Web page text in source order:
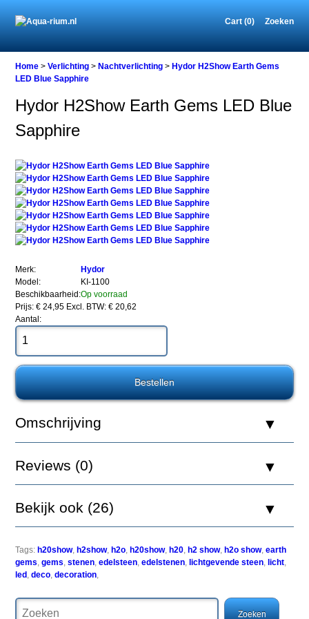
Cart (0) Zoeken
Home
Verlichting
Nachtverlichting
Hydor
Earth
Gems
LED
Blue
Sapphire
Hydor
H2Show
Earth
LED
Blue
Sapphire
Onderwater
komen
in
het
aquarium
de
nieuwste
Home >Verlichting >Nachtverlichting >Hydor H2Show Earth Gems
LED Blue Sapphire
Hydor H2Show Earth Gems LED Blue
Sapphire
Merk:
Hydor
Model:
KI-1100
Beschikbaarheid:Op voorraad
Prijs: € 24,95 Excl. BTW: € 20,62
Aantal:
Omschrijving
Reviews (0)
Bekijk ook (26)
Tags: h20show, h2show, h2o, h20show, h20, h2 show, h2o show,earth
gems,gems,stenen,edelsteen,edelstenen, lichtgevende steen, licht,
led ,deco,decoration,